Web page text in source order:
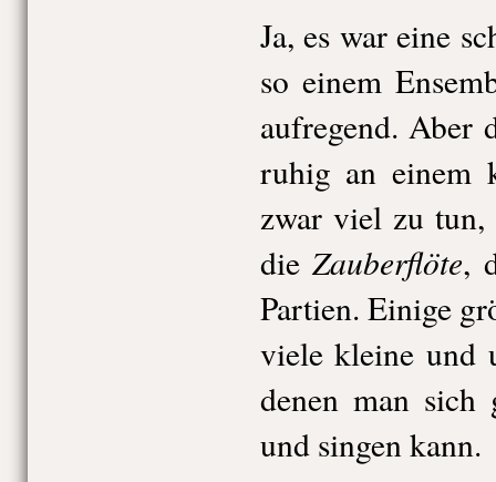
Ja, es war eine
so einem
aufregend. Aber
ruhig an einem
zwar viel zu
dieZauberflöte,
Partien. Einige
viele kleine und
denen man
und singen kann.